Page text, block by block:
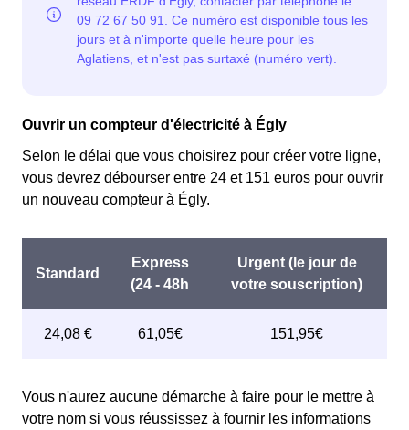
Ouvrir un compteur d'électricité à Égly
Selon le délai que vous choisirez pour créer votre ligne,
vous devrez débourser entre 24 et 151 euros pour ouvrir
un nouveau compteur à Égly.
Vous n'aurez aucune démarche à faire pour le mettre à
votre nom si vous réussissez à fournir les informations